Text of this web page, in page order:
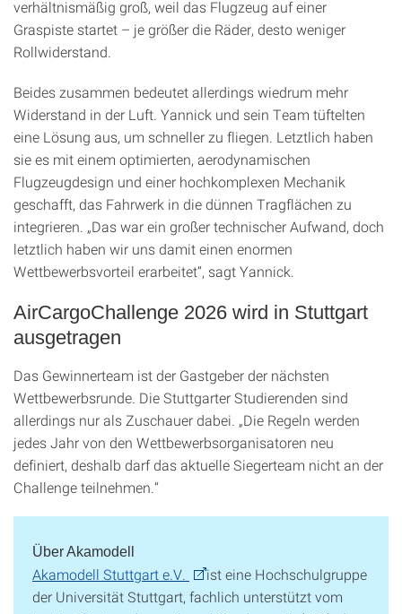
verhältnismäßig groß, weil das Flugzeug auf einer
Graspiste startet – je größer die Räder, desto weniger
Rollwiderstand.
Beides zusammen bedeutet allerdings wiedrum mehr
Widerstand in der Luft. Yannick und sein Team tüftelten
eine Lösung aus, um schneller zu fliegen. Letztlich haben
sie es mit einem optimierten, aerodynamischen
Flugzeugdesign und einer hochkomplexen Mechanik
geschafft, das Fahrwerk in die dünnen Tragflächen zu
integrieren. „Das war ein großer technischer Aufwand, doch
letztlich haben wir uns damit einen enormen
Wettbewerbsvorteil erarbeitet“, sagt Yannick.
AirCargoChallenge 2026 wird in Stuttgart
ausgetragen
Das Gewinnerteam ist der Gastgeber der nächsten
Wettbewerbsrunde. Die Stuttgarter Studierenden sind
allerdings nur als Zuschauer dabei. „Die Regeln werden
jedes Jahr von den Wettbewerbsorganisatoren neu
definiert, deshalb darf das aktuelle Siegerteam nicht an der
Challenge teilnehmen.“
Über Akamodell
Akamodell Stuttgart e.V.
ist eine Hochschulgruppe
der Universität Stuttgart, fachlich unterstützt vom